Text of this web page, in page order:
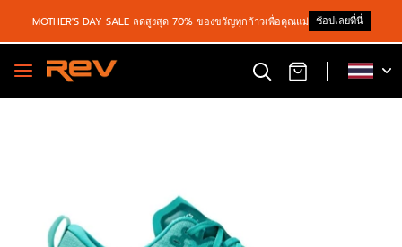
MOTHER'S DAY SALE ลดสูงสุด 70% ของขวัญทุกก้าวเพื่อคุณแม่ ช้อปเลยที่นี่